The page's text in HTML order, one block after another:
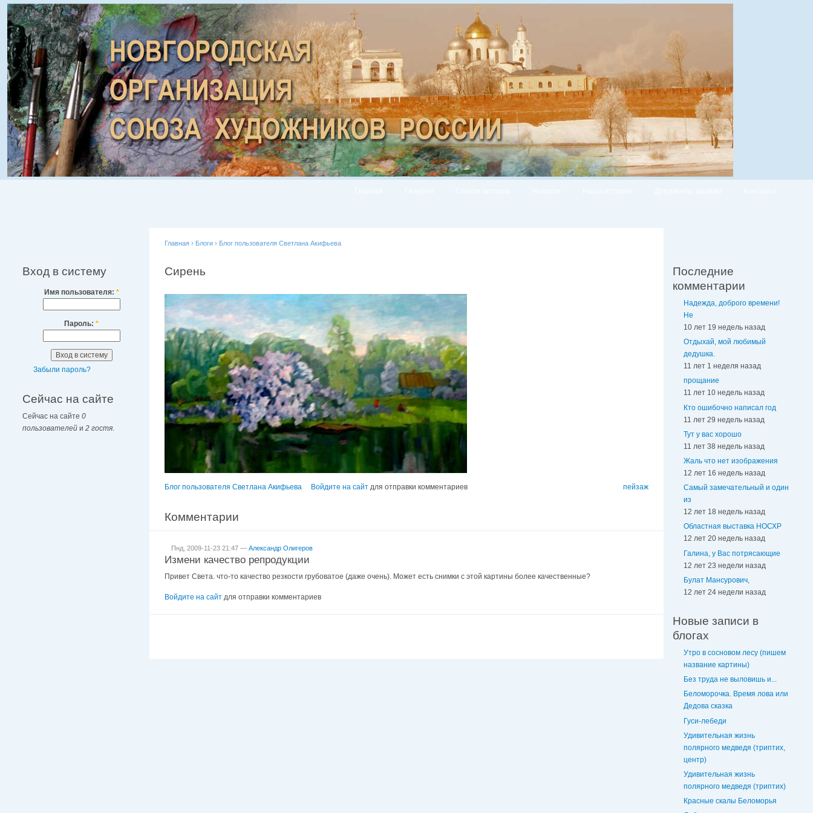
Вход в систему
Имя пользователя: *
Пароль: *
Забыли пароль?
Сейчас на сайте
Сейчас на сайте 0
пользователей и 2 гостя
Главная › Блоги › Блог пользователя Светлана Акифьева
Сирень
пейзаж
Блог пользователя Светлана Акифьева Войдите на сайт для отправки комментариев
Комментарии
Пнд, 2009-11-23 21:47 —Александр Олигеров
Измени качество репродукции
Привет Света. что-то качество резкости грубоватое (даже очень). Может есть снимки с этой картины более качественные?
Войдите на сайт для отправки комментариев
Последние
комментарии
Надежда, доброго времени!
Не
10 лет 19 недель назад
Отдыхай, мой любимый
дедушка.
11 лет 1 неделя назад
прощание
11 лет 10 недель назад
Кто ошибочно написал год
11 лет 29 недель назад
Тут у вас хорошо
11 лет 38 недель назад
Жаль что нет изображения
12 лет 16 недель назад
Самый замечательный и один
из
12 лет 18 недель назад
Областная выставка НОСХР
12 лет 20 недель назад
Галина, у Вас потрясающие
12 лет 23 недели назад
Булат Мансурович,
12 лет 24 недели назад
Новые записи в
блогах
Утро в сосновом лесу (пишем
название картины)
Без труда не выловишь и...
Беломорочка. Время лова или
Дедова сказка
Гуси-лебеди
Удивительная жизнь
полярного медведя (триптих,
центр)
Удивительная жизнь
полярного медведя (триптих)
Красные скалы Беломорья